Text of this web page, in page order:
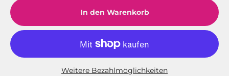
In den Warenkorb
Weitere Bezahlmöglichkeiten